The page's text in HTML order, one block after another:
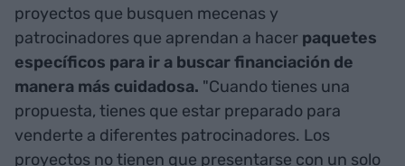
proyectos que busquen mecenas y
patrocinadores que aprendan a hacer paquetes
específicos para ir a buscar financiación de
manera más cuidadosa. "Cuando tienes una
propuesta, tienes que estar preparado para
venderte a diferentes patrocinadores. Los
proyectos no tienen que presentarse con un solo